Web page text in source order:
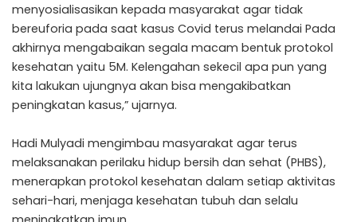
menyosialisasikan kepada masyarakat agar tidak
bereuforia pada saat kasus Covid terus melandai Pada
akhirnya mengabaikan segala macam bentuk protokol
kesehatan yaitu 5M. Kelengahan sekecil apa pun yang
kita lakukan ujungnya akan bisa mengakibatkan
peningkatan kasus,” ujarnya.
Hadi Mulyadi mengimbau masyarakat agar terus
melaksanakan perilaku hidup bersih dan sehat (PHBS),
menerapkan protokol kesehatan dalam setiap aktivitas
sehari-hari, menjaga kesehatan tubuh dan selalu